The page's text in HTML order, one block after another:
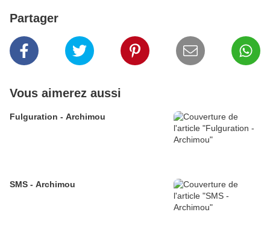
Partager
Vous aimerez aussi
Fulguration - Archimou
SMS - Archimou